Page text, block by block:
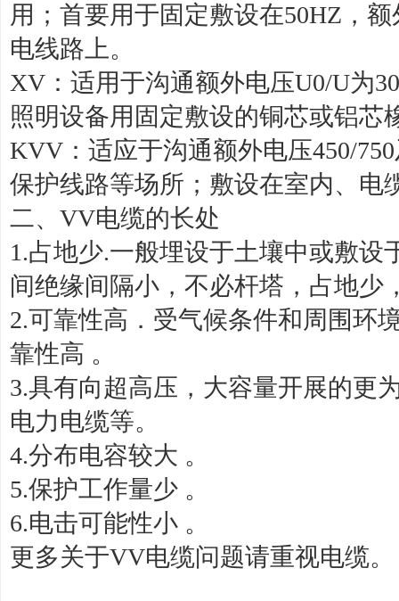
用；首要用于固定敷设在50HZ，
电线路上。
XV：适用于沟通额外电压U0/U为
照明设备用固定敷设的铜芯或铝芯
KVV：适应于沟通额外电压450/
保护线路等场所；敷设在室内、电
二、VV电缆的长处
1.占地少.一般埋设于土壤中或敷设
间绝缘间隔小，不必杆塔，占地少
2.可靠性高．受气候条件和周围环
靠性高 。
3.具有向超高压，大容量开展的更
电力电缆等。
4.分布电容较大 。
5.保护工作量少 。
6.电击可能性小 。
更多关于VV电缆问题请重视电缆。